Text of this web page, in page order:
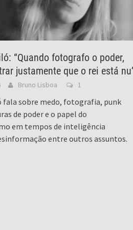
“Quando fotografo o poder,
justamente que o rei está
Bruno Lisboa 1
fala sobre medo, fotografia, punk
de poder e o papel do
em tempos de inteligência
entre outros assuntos.